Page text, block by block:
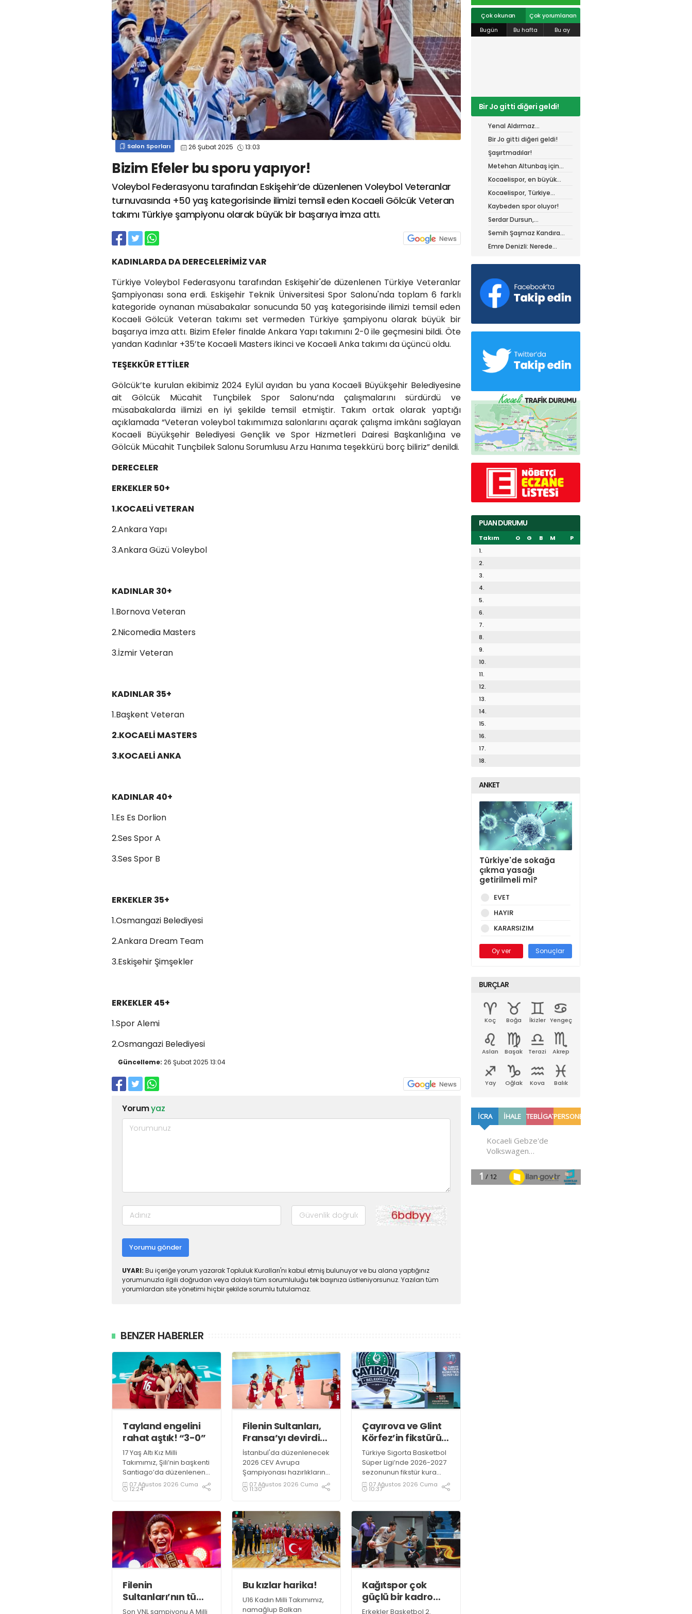
mert cengiz
#engin koyun # fırat
gülspor41
#kocaelispor #mert
cengiz
#erdem övüç #gençlerbirliği
#eleke #lua lua #barış alıcı
#
metin diyadinspor41
#erdem övüç
#
kocaelispor
#beykan şimşek
spor41
#kocaelispor #gökhan
değirmenci
mert cengiz
#engin koyun
gülspor41
#kocaelispor
cengiz
#erdem övüç
#eleke #lua lua
Salon Sporları 26 Şubat 2025 13:03
Bizim Efeler bu sporu yapıyor!
Voleybol Federasyonu tarafından Eskişehir’de düzenlenen Voleybol Veteranlar
turnuvasında +50 yaş kategorisinde ilimizi temsil eden Kocaeli Gölcük Veteran
takımı Türkiye şampiyonu olarak büyük bir başarıya imza attı.
KADINLARDA DA DERECELERİMİZ VAR
Türkiye Voleybol Federasyonu tarafından Eskişehir'de düzenlenen Türkiye Veteranlar
Şampiyonası sona erdi. Eskişehir Teknik Üniversitesi Spor Salonu'nda toplam 6 farklı
kategoride oynanan müsabakalar sonucunda 50 yaş kategorisinde ilimizi temsil eden
Kocaeli Gölcük Veteran takımı set vermeden Türkiye şampiyonu olarak büyük bir
başarıya imza attı. Bizim Efeler finalde Ankara Yapı takımını 2-0 ile geçmesini bildi. Öte
yandan Kadınlar +35’te Kocaeli Masters ikinci ve Kocaeli Anka takımı da üçüncü oldu.
TEŞEKKÜR ETTİLER
Gölcük’te kurulan ekibimiz 2024 Eylül ayıdan bu yana Kocaeli Büyükşehir Belediyesine
ait Gölcük Mücahit Tunçbilek Spor Salonu’nda çalışmalarını sürdürdü ve
müsabakalarda ilimizi en iyi şekilde temsil etmiştir. Takım ortak olarak yaptığı
açıklamada “Veteran voleybol takımımıza salonlarını açarak çalışma imkânı sağlayan
Kocaeli Büyükşehir Belediyesi Gençlik ve Spor Hizmetleri Dairesi Başkanlığına ve
Gölcük Mücahit Tunçbilek Salonu Sorumlusu Arzu Hanıma teşekkürü borç biliriz” denildi.
DERECELER
ERKEKLER 50+
1.KOCAELİ VETERAN
2.Ankara Yapı
3.Ankara Güzü Voleybol
KADINLAR 30+
1.Bornova Veteran
2.Nicomedia Masters
3.İzmir Veteran
KADINLAR 35+
1.Başkent Veteran
2.KOCAELİ MASTERS
3.KOCAELİ ANKA
KADINLAR 40+
1.Es Es Dorlion
2.Ses Spor A
3.Ses Spor B
ERKEKLER 35+
1.Osmangazi Belediyesi
2.Ankara Dream Team
3.Eskişehir Şimşekler
ERKEKLER 45+
1.Spor Alemi
2.Osmangazi Belediyesi
Güncelleme: 26 Şubat 2025 13:04
Yorumyaz
Yorumu gönder
UYARI: Bu içeriğe yorum yazarak Topluluk Kuralları'nı kabul etmiş bulunuyor ve bu alana yaptığınız
yorumunuzla ilgili doğrudan veya dolaylı tüm sorumluluğu tek başınıza üstleniyorsunuz. Yazılan tüm
yorumlardan site yönetimi hiçbir şekilde sorumlu tutulamaz.
BENZER HABERLER
Tayland engelini
rahat aştık! “3-0”
17 Yaş Altı Kız Milli
Takımımız, Şili’nin başkenti
Santiago’da düzenlenen
2026 FIVB U17 Kızlar Dünya
Şampiyonası’na
07 Ağustos 2026 Cuma
12:24
Filenin Sultanları,
Fransa’yı devirdi!
“3-1”
İstanbul'da düzenlenecek
2026 CEV Avrupa
Şampiyonası hazırlıklarını
Antalya'da Gloria Sports
Arena'da sürdüren A Milli
Fransa ile oynadığı hazırlık
maçından 3-1 galip ayrıldı.
07 Ağustos 2026 Cuma
11:30
Çayırova ve Glint
Körfez’in fikstürü
belli oldu!
Türkiye Sigorta Basketbol
Süper Ligi’nde 2026-2027
sezonunun fikstür kura
çekimi gerçekleştirildi.
07 Ağustos 2026 Cuma
10:37
Filenin
Sultanları’nın tüm
maçları 19.00’da
Son VNL şampiyonu A Milli
Bu kızlar harika!
U16 Kadın Milli Takımımız,
namağlup Balkan
Kağıtspor çok
güçlü bir kadro
kuruyor!
Erkekler Basketbol 2.
Çok okunan
Çok yorumlanan
Bugün
Bu hafta Bu ay
Bir Jo gitti diğeri geldi!
Yenal Aldırmaz
Kocaelispor’da!
Bir Jo gitti diğeri geldi!
Şaşırtmadılar!
Metehan Altunbaş için
resmi açıklama bekleniyor
Kocaelispor, en büyük
gücü taraftarı ile
buluşuyor!
Kocaelispor, Türkiye
Kupası'ndaki ilk maçını
hangi turda oynayacak?
Kaybeden spor oluyor!
Serdar Dursun,
Kocaelispor’dan 15 dikişlik
iz ile ayrıldı!
Semih Şaşmaz Kandıra
Gençlerbirliği’nde devam
dedi!
Emre Denizli: Nerede
PUAN DURUMU
Takım O G B M
P
1.
2.
3.
4.
5.
6.
7.
8.
9.
10.
11.
12.
13.
14.
15.
16.
17.
18.
ANKET
Türkiye'de sokağa
çıkma yasağı
getirilmeli mi?
EVET
HAYIR
KARARSIZIM
Oy ver Sonuçlar
BURÇLAR
Koç Boğa İkizler Yengeç
Aslan Başak Terazi Akrep
Yay Oğlak Kova Balık
info@spor41.com